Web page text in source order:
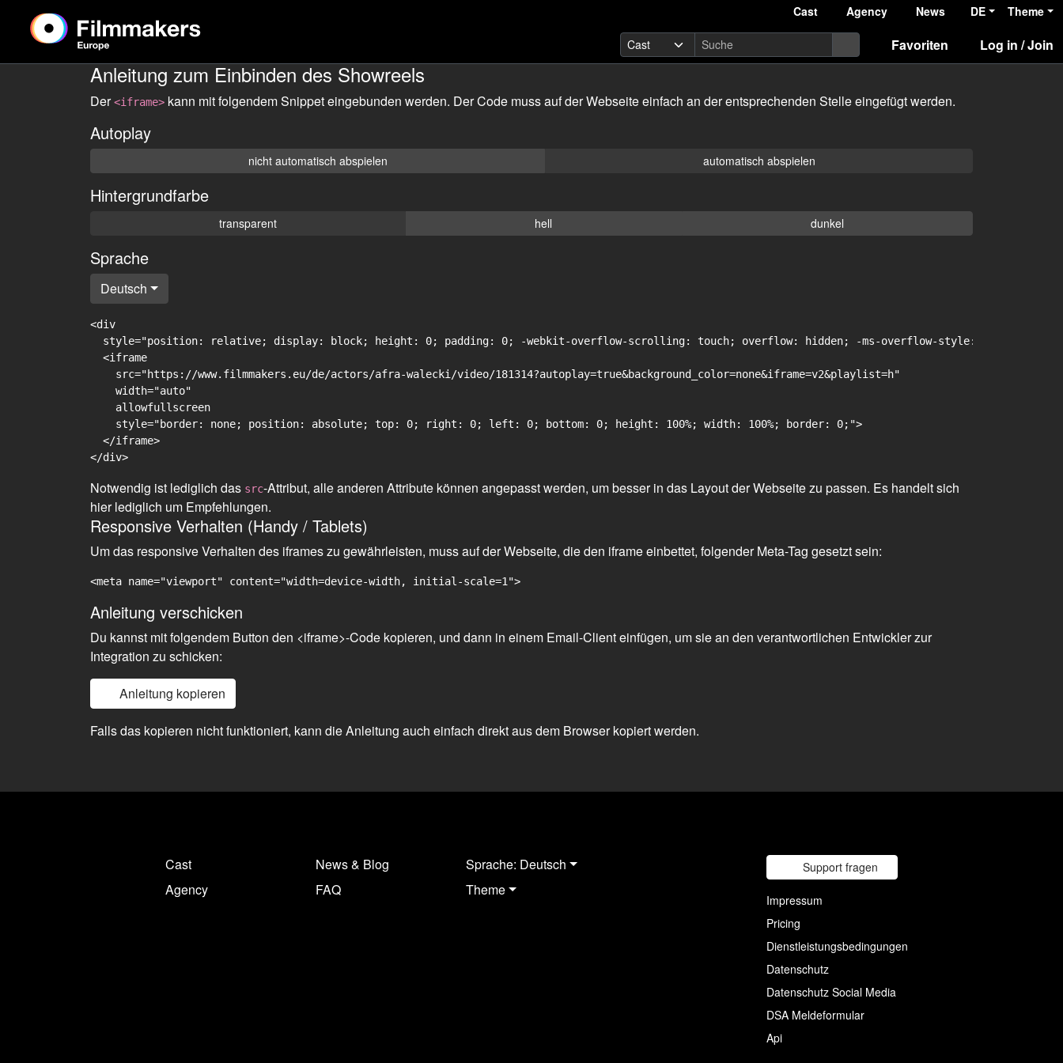
Cast Agency News DE Theme
Favoriten Log in / Join
Anleitung zum Einbinden des Showreels
Der<iframe> kann mit folgendem Snippet eingebunden werden. Der Code muss auf der Webseite einfach an der entsprechenden Stelle eingefügt werden.
Autoplay
nicht automatisch abspielen automatisch abspielen
Hintergrundfarbe
transparent hell dunkel
Sprache
Deutsch
<div
style="position: relative; display: block; height: 0; padding: 0; -webkit-overflow-scrolling: touch; overflow: hidden; -ms-overflow-style: -ms-
  <iframe
    src="https://www.filmmakers.eu/de/actors/afra-walecki/video/181314?autoplay=true&background_color=none&iframe=v2&playlist=h"
    width="auto"
    allowfullscreen
    style="border: none; position: absolute; top: 0; right: 0; left: 0; bottom: 0; height: 100%; width: 100%; border: 0;">
  </iframe>
Notwendig ist lediglich das src-Attribut, alle anderen Attribute können angepasst werden, um besser in das Layout der Webseite zu passen. Es handelt sich
hier lediglich um Empfehlungen.
Responsive Verhalten (Handy / Tablets)
Um das responsive Verhalten des iframes zu gewährleisten, muss auf der Webseite, die den iframe einbettet, folgender Meta-Tag gesetzt sein:
<meta name="viewport" content="width=device-width, initial-scale=1">
Anleitung verschicken
Du kannst mit folgendem Button den <iframe>-Code kopieren, und dann in einem Email-Client einfügen, um sie an den verantwortlichen Entwickler zur
Integration zu schicken:
Anleitung kopieren
Falls das kopieren nicht funktioniert, kann die Anleitung auch einfach direkt aus dem Browser kopiert werden.
Cast
Agency
News & Blog
FAQ
Sprache: Deutsch
Theme
Support fragen
Impressum
Pricing
Dienstleistungsbedingungen
Datenschutz
Datenschutz Social Media
DSA Meldeformular
Api